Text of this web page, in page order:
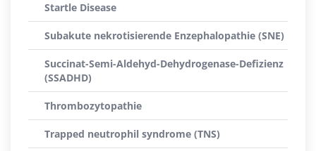
Startle Disease
Subakute nekrotisierende Enzephalopathie (SNE)
Succinat-Semi-Aldehyd-Dehydrogenase-Defizienz
(SSADHD)
Thrombozytopathie
Trapped neutrophil syndrome (TNS)